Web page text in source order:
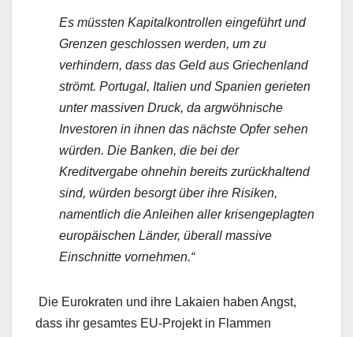
Es müssten Kapitalkontrollen eingeführt und
Grenzen geschlossen werden, um zu
verhindern, dass das Geld aus Griechenland
strömt. Portugal, Italien und Spanien gerieten
unter massiven Druck, da argwöhnische
Investoren in ihnen das nächste Opfer sehen
würden. Die Banken, die bei der
Kreditvergabe ohnehin bereits zurückhaltend
sind, würden besorgt über ihre Risiken,
namentlich die Anleihen aller krisengeplagten
europäischen Länder, überall massive
Einschnitte vornehmen.“
Die Eurokraten und ihre Lakaien haben Angst,
dass ihr gesamtes EU-Projekt in Flammen